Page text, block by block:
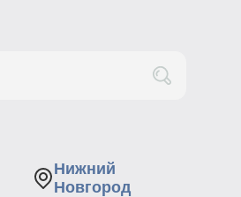
Нижний
Новгород